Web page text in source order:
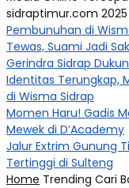
sidraptimur.com 2025
Pembunuhan di
Tewas, Suami Jadi
Gerindra Sidrap
Identitas Terungkap,
di Wisma Sidrap
Momen Haru! Gadis
Mewek di D’Academy​
Jalur Extrim Gunung
Tertinggi di Sulteng
Home Trending Cari